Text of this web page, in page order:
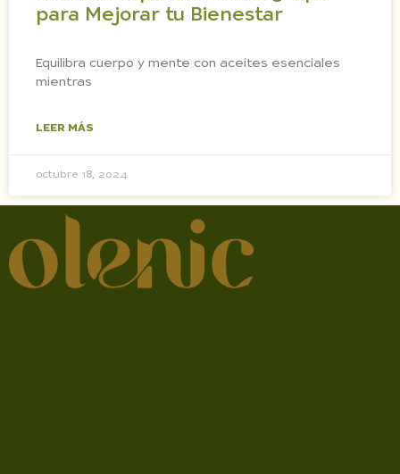
para Mejorar tu Bienestar
Equilibra cuerpo y mente con aceites esenciales
mientras
LEER MÁS
octubre 18, 2024